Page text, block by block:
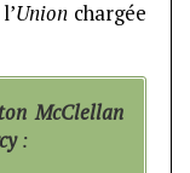
Union chargée
McClellan
: